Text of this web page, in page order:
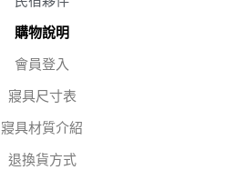
購物說明
會員登入
寢具尺寸表
寢具材質介紹
退換貨方式